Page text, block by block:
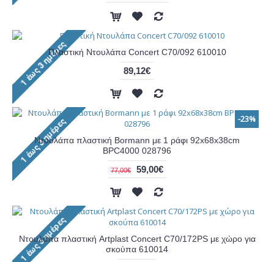
Πλαστική Ντουλάπα Concert C70/092 610010
89,12€
-23%
Ντουλάπα πλαστική Bormann με 1 ράφι 92x68x38cm
BPC4000 028796
77,00€ 59,00€
Ντουλάπα πλαστική Artplast Concert C70/172PS με χώρο για
σκούπα 610014